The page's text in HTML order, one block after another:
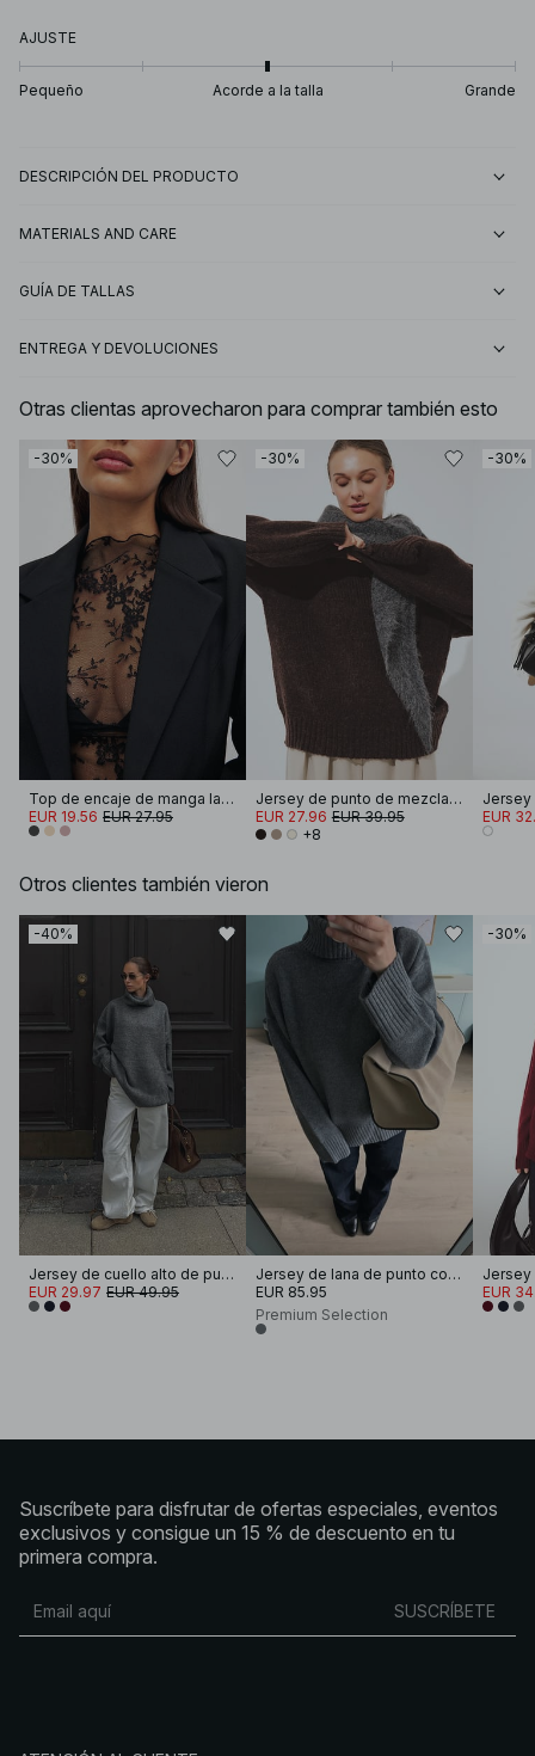
AJUSTE
Pequeño Acorde a la talla Grande
DESCRIPCIÓN DEL PRODUCTO
MATERIALS AND CARE
GUÍA DE TALLAS
ENTREGA Y DEVOLUCIONES
Otras clientas aprovecharon para comprar también esto
-30%
Top de encaje de manga larga
EUR 19.56 EUR 27.95
-30%
Jersey de punto de mezcla de lana con cuello redondo
EUR 27.96 EUR 39.95
+8
-30%
EUR
Otros clientes también vieron
-40%
Jersey de cuello alto de punto oversize
EUR 29.97 EUR 49.95
Jersey de lana de punto con cuello alto
EUR 85.95
Premium Selection
-30%
EUR
Suscríbete para disfrutar de ofertas especiales, eventos
exclusivos y consigue un 15 % de descuento en tu
primera compra.
SUSCRÍBETE